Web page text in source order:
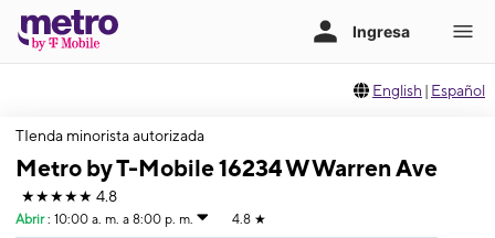
English | Español
TIenda minorista autorizada
Metro by T-Mobile 16234 W Warren Ave
★★★★★ 4.8
Abrir : 10:00 a. m. a 8:00 p. m. 4.8 ★